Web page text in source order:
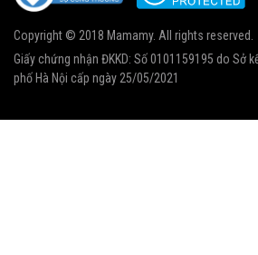
Copyright © 2018 Mamamy. All rights reserved.
Giấy chứng nhận ĐKKD: Số 0101159195 do Sở
phố Hà Nội cấp ngày 25/05/2021